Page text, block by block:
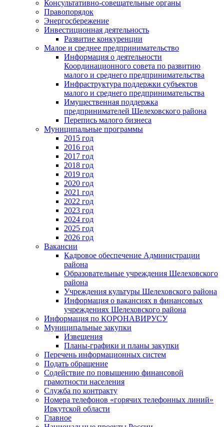
Консультативно-совещательные органы
Правопорядок
Энергосбережение
Инвестиционная деятельность
Развитие конкуренции
Малое и среднее предпринимательство
Информация о деятельности
Координационного совета по развитию
малого и среднего предпринимательства
Инфраструктура поддержки субъектов
малого и среднего предпринимательства
Имущественная поддержка
предпринимателей Шелеховского района
Перепись малого бизнеса
Муниципальные программы
2015 год
2016 год
2017 год
2018 год
2019 год
2020 год
2021 год
2022 год
2023 год
2024 год
2025 год
2026 год
Вакансии
Кадровое обеспечение Администрации
района
Образовательные учреждения Шелеховского
района
Учреждения культуры Шелеховского района
Информация о вакансиях в финансовых
учреждениях Шелеховского района
Информация по КОРОНАВИРУСУ
Муниципальные закупки
Извещения
Планы-графики и планы закупки
Перечень информационных систем
Подать обращение
Содействие по повышению финансовой
грамотности населения
Служба по контракту
Номера телефонов «горячих телефонных линий»
Иркутской области
Главное